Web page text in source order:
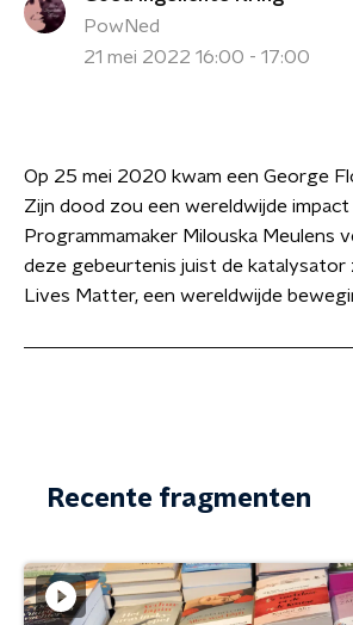
PowNed
21 mei 2022 16:00 - 17:00
Op 25 mei 2020 kwam een George
Zijn dood zou een wereldwijde impact
Programmamaker Milouska Meulens
deze gebeurtenis juist de katalysator
Lives Matter, een wereldwijde
Recente fragmenten